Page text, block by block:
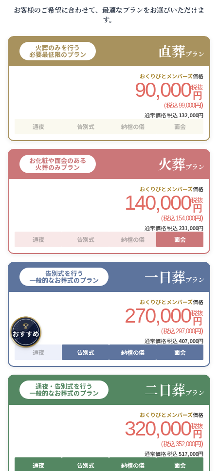
お客様のご希望に合わせて、最適なプランをお選びいただけま
す。
火葬のみを行う
必要最低限のプラン 直葬プラン
おくりびとメンバーズ価格
90,000税抜
円
(税込99,000円)
通常価格 税込132,000円
通夜 告別式 納棺の儀 面会
お化粧や面会のある
火葬のみプラン 火葬プラン
おくりびとメンバーズ価格
140,000税抜
円
(税込154,000円)
通常価格 税込231,000円
通夜 告別式 納棺の儀 面会
告別式を行う
一般的なお葬式のプラン 一日葬プラン
おくりびとメンバーズ価格
270,000税抜
円
(税込297,000円)
通常価格 税込407,000円
通夜 告別式 納棺の儀 面会
通夜・告別式を行う
一般的なお葬式のプラン 二日葬プラン
おくりびとメンバーズ価格
320,000税抜
円
(税込352,000円)
通常価格 税込517,000円
通夜 告別式 納棺の儀 面会